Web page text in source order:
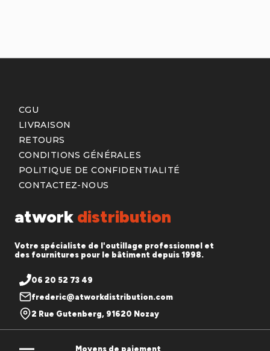
atwork distribution
Votre spécialiste de l'outillage professionnel et
des fournitures pour le bâtiment depuis 1998.
06 20 52 73 49
frederic@atworkdistribution.com
2 Rue Gutenberg, 91620 Nozay
CGU
LIVRAISON
RETOURS
CONDITIONS GÉNÉRALES
POLITIQUE DE CONFIDENTIALITÉ
CONTACTEZ-NOUS
Moyens de paiement